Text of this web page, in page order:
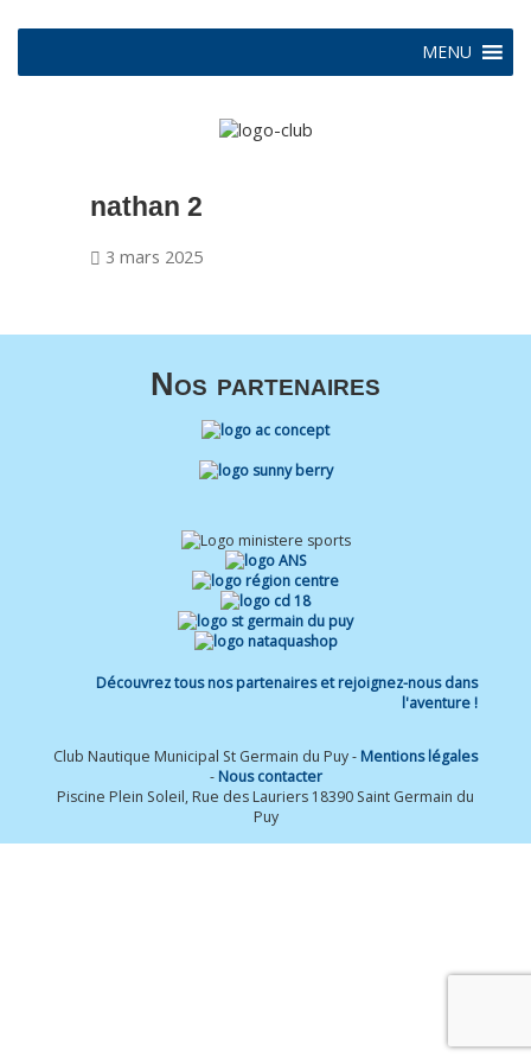
MENU
nathan 2
3 mars 2025
Nos partenaires
Découvrez tous nos partenaires et rejoignez-nous dans
l'aventure !
Club Nautique Municipal St Germain du Puy - Mentions légales
- Nous contacter
Piscine Plein Soleil, Rue des Lauriers 18390 Saint Germain du
Puy